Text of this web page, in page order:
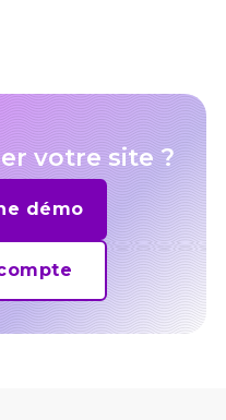
votre site ?
démo